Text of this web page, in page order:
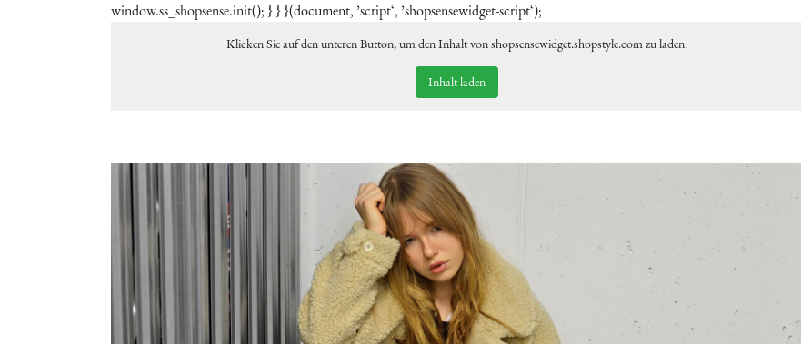
window.ss_shopsense.init(); } } }(document, ’script‘, ’shopsensewidget-script‘);
Klicken Sie auf den unteren Button, um den Inhalt von shopsensewidget.shopstyle.com zu laden.
Inhalt laden